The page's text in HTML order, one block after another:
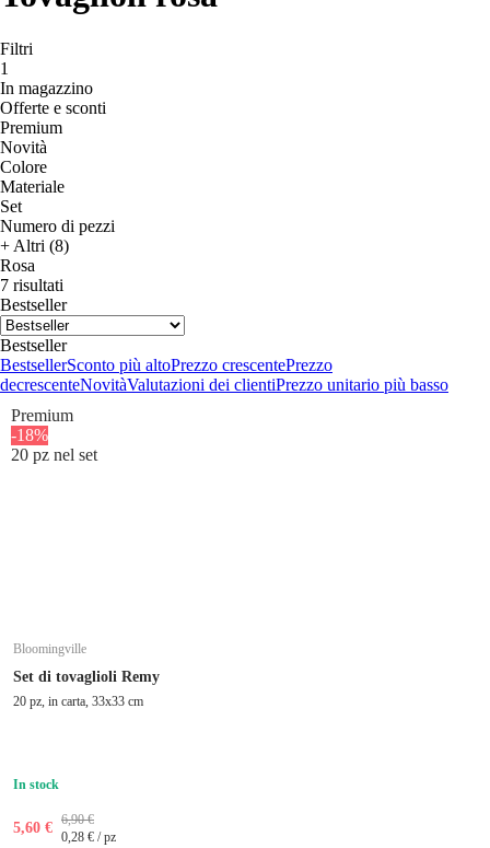
Filtri
1
In magazzino
Offerte e sconti
Premium
Novità
Colore
Materiale
Set
Numero di pezzi
+ Altri (8)
Rosa
7 risultati
Bestseller
Bestseller
BestsellerSconto più altoPrezzo crescentePrezzo
decrescenteNovitàValutazioni dei clientiPrezzo unitario più basso
Premium
-18%
20 pz nel set
Bloomingville
Set di tovaglioli Remy
20 pz, in carta, 33x33 cm
In stock
5,60 € 6,90 €
0,28 € / pz